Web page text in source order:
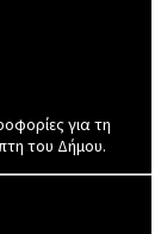
για τη
του Δήμου.